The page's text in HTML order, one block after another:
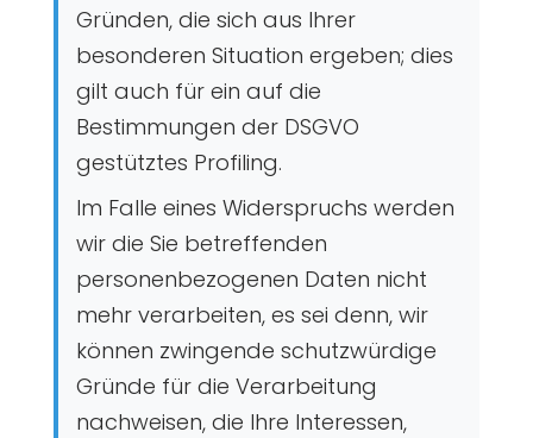
Gründen, die sich aus Ihrer
besonderen Situation ergeben; dies
gilt auch für ein auf die
Bestimmungen der DSGVO
gestütztes Profiling.
Im Falle eines Widerspruchs werden
wir die Sie betreffenden
personenbezogenen Daten nicht
mehr verarbeiten, es sei denn, wir
können zwingende schutzwürdige
Gründe für die Verarbeitung
nachweisen, die Ihre Interessen,